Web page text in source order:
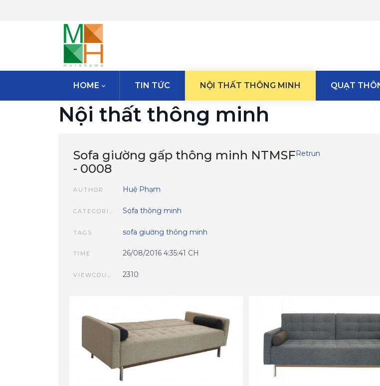
HOME TIN TỨC NỘI THẤT THÔNG MINH QUẠT
Nội thất thông minh
Retrun
Sofa giường gấp thông minh NTMSF
- 0008
AUTHOR Huệ Phạm
CATEGORIES Sofa thông minh
TAGS sofa giường thông minh
TIME 26/08/2016 4:35:41 CH
VIEWCOUNT 2310